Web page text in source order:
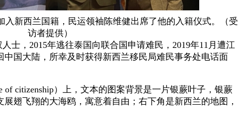
入新西兰国籍，民运领袖陈维健出席了他的入籍仪式。（受
访者提供）
士，2015年逃往泰国向联合国申请难民，2019年11月遭江
国大陆，所幸及时获得新西兰移民局难民事务处电话面
of citizenship）上，文本的图案背景是一片银蕨叶子，银蕨
翅飞翔的大海鸥，寓意着自由；右下角是新西兰的地图，